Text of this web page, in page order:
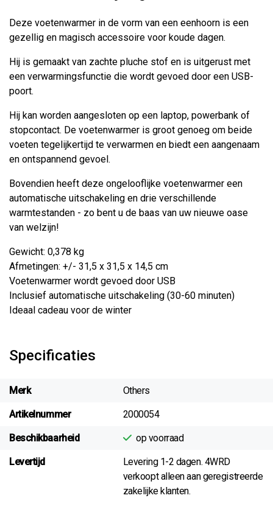
Deze voetenwarmer in de vorm van een eenhoorn is een
gezellig en magisch accessoire voor koude dagen.
Hij is gemaakt van zachte pluche stof en is uitgerust met
een verwarmingsfunctie die wordt gevoed door een USB-
poort.
Hij kan worden aangesloten op een laptop, powerbank of
stopcontact. De voetenwarmer is groot genoeg om beide
voeten tegelijkertijd te verwarmen en biedt een aangenaam
en ontspannend gevoel.
Bovendien heeft deze ongelooflijke voetenwarmer een
automatische uitschakeling en drie verschillende
warmtestanden - zo bent u de baas van uw nieuwe oase
van welzijn!
Gewicht: 0,378 kg
Afmetingen: +/- 31,5 x 31,5 x 14,5 cm
Voetenwarmer wordt gevoed door USB
Inclusief automatische uitschakeling (30-60 minuten)
Ideaal cadeau voor de winter
Specificaties
Merk Others
Artikelnummer 2000054
Beschikbaarheid op voorraad
Levertijd
Levering 1-2 dagen. 4WRD
verkoopt alleen aan geregistreerde
zakelijke klanten.